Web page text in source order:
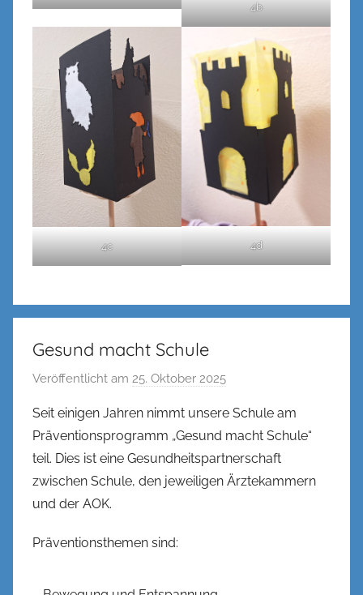
4b
4c 4d
Gesund macht Schule
Veröffentlicht am 25. Oktober 2025
n
n
e
n
Seit einigen Jahren nimmt unsere Schule am
Präventionsprogramm „Gesund macht Schule“
teil. Dies ist eine Gesundheitspartnerschaft
zwischen Schule, den jeweiligen Ärztekammern
und der AOK.
Präventionsthemen sind: